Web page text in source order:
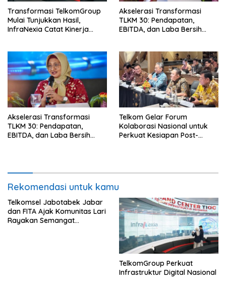
Transformasi TelkomGroup
Mulai Tunjukkan Hasil,
InfraNexia Catat Kinerja
Akselerasi Transformasi
TLKM 30: Pendapatan,
EBITDA, dan Laba Bersih
Akselerasi Transformasi
TLKM 30: Pendapatan,
EBITDA, dan Laba Bersih
Telkom Gelar Forum
Kolaborasi Nasional untuk
Perkuat Kesiapan Post-
Rekomendasi untuk kamu
Telkomsel Jabotabek Jabar
dan FITA Ajak Komunitas Lari
Rayakan Semangat
TelkomGroup Perkuat
Infrastruktur Digital Nasional